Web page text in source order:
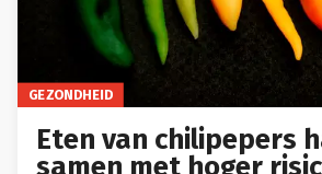
GEZONDHEID
Eten van chilipepers